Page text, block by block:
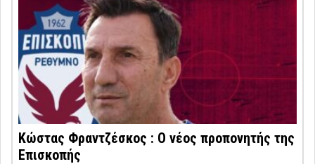
Κώστας Φραντζέσκος : Ο νέος προπονητής της
Επισκοπής